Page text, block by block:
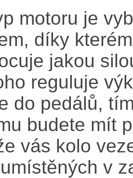
motoru je
díky
jakou
reguluje
do pedálů,
budete mít
vás kolo
v